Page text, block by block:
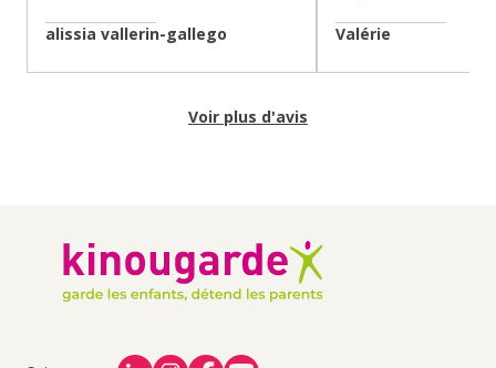
alissia vallerin-gallego Valérie
Voir plus d'avis